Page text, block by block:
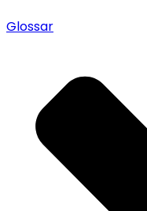
Glossar